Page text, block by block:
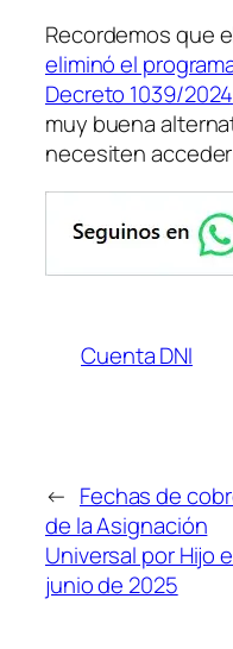
Recordemos que
eliminó el
Decreto 1039/2024
muy buena
necesiten
Cuenta DNI
← Fechas de
de la Asignación
Universal por Hijo
junio de 2025